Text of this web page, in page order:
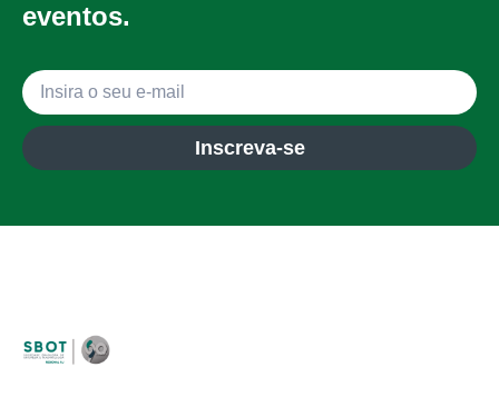
eventos.
Inscreva-se